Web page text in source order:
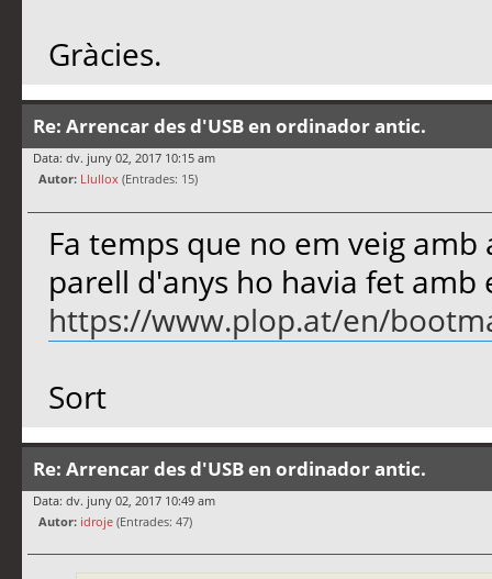
Gràcies.
Re: Arrencar des d'USB en ordinador antic.
Data: dv. juny 02, 2017 10:15 am
Autor: Llullox (Entrades: 15)
Fa temps que no em veig
parell d'anys ho havia fet amb
https://www.plop.at/en/
Sort
Re: Arrencar des d'USB en ordinador antic.
Data: dv. juny 02, 2017 10:49 am
Autor: idroje (Entrades: 47)